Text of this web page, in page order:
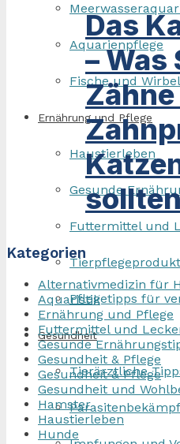
Aquarienpflege
Fische und
Ernährung und Pflege
Haustierleben
Gesunde
Futtermittel und
Pflegetipps für
Gesundheit
Tierärztliche
Das
– Was
Kategorien
Alternativmedizin für
Aquaristik
Ernährung und Pflege
Futtermittel und
Gesunde
Gesundheit & Pflege
Gesundheit & Pflege
Gesundheit und
Hamster
Haustierleben
Hunde